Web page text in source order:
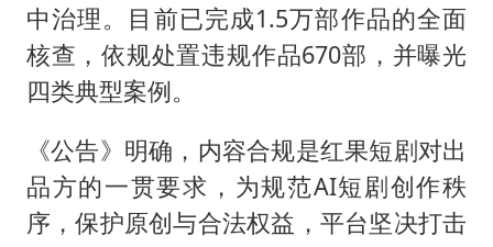
中治理。目前已完成1.5万部作品的全面
核查，依规处置违规作品670部，并曝光
四类典型案例。
《公告》明确，内容合规是红果短剧对出
品方的一贯要求，为规范AI短剧创作秩
序，保护原创与合法权益，平台坚决打击